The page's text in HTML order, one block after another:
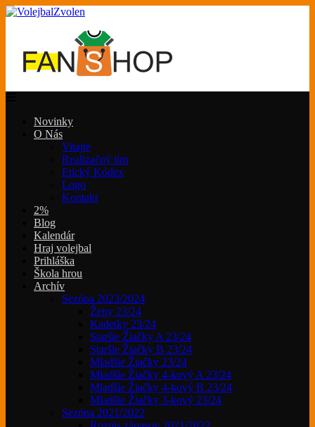
Novinky
O Nás
Vitajte
Realizačný tím
Etický Kódex
Logo
Kontakt
2%
Blog
Kalendár
Hraj volejbal
Prihláška
Škola hrou
Archív
Sezóna 2023/2024
Ženy 23/24
Kadetky 23/24
Staršie Žiačky A 23/24
Staršie Žiačky B 23/24
Mladšie Žiačky 23/24
Mladšie Žiačky 4-kový A 23/24
Mladšie Žiačky 4-kový B 23/24
Mladšie Žiačky 3-kový 23/24
Sezóna 2021/2022